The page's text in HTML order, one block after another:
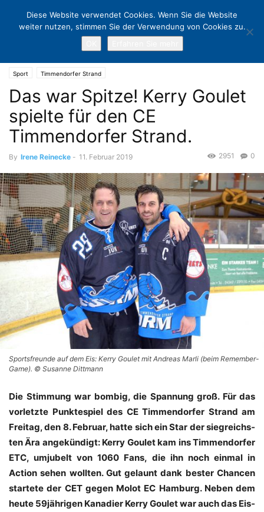
Sport Timmendorfer Strand
Das war Spitze! Kerry Goulet
spielte für den CE
Timmendorfer Strand.
By Irene Reinecke - 11. Februar 2019 0
2951
Sportsfreunde auf dem Eis: Kerry Goulet mit Andreas Marli (beim Remember-
Game). © Susanne Dittmann
Die Stim­mung war bom­big, die Span­nung groß. Für das
vor­letz­te Punk­te­spiel des CE Tim­men­dor­fer Strand am
Frei­tag, den 8. Febru­ar, hat­te sich ein Star der sieg­reichs­
ten Ära ange­kün­digt: Ker­ry Gou­let kam ins Tim­men­dor­fer
ETC, umju­belt von 1060 Fans, die ihn noch ein­mal in
Action sehen woll­ten. Gut gelaunt dank bes­ter Chan­cen
star­te­te der CET gegen Molot EC Ham­burg. Neben dem
heu­te 59jährigen Kana­di­er Ker­ry Gou­let war auch das Eis­
Diese Website verwendet Cookies. Wenn Sie die Website
weiter nutzen, stimmen Sie der Verwendung von Cookies zu.